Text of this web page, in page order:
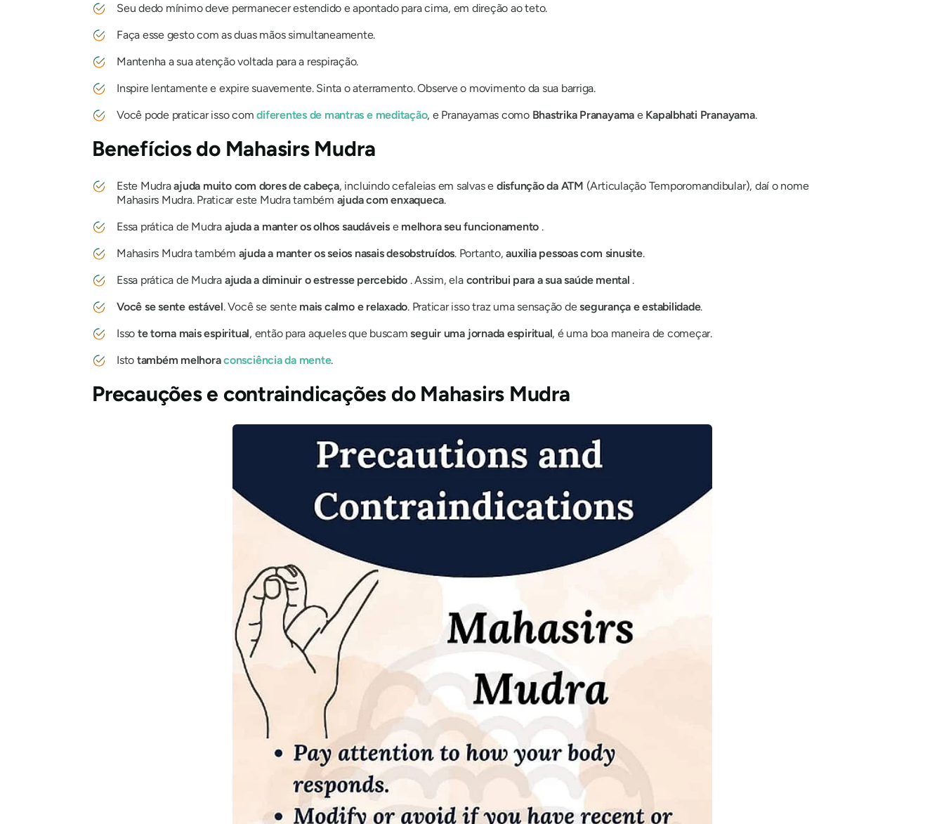
Seu dedo mínimo deve permanecer estendido e apontado para cima, em direção ao teto.
Faça esse gesto com as duas mãos simultaneamente.
Mantenha a sua atenção voltada para a respiração.
Inspire lentamente e expire suavemente. Sinta o aterramento. Observe o movimento da sua barriga.
Você pode praticar isso comdiferentes de mantras e meditação, e Pranayamas como Bhastrika Pranayama e Kapalbhati Pranayama.
Benefíciosdo Mahasirs Mudra
Este Mudraajuda muito com dores de cabeça, incluindo cefaleias em salvas e disfunção da ATM (Articulação Temporomandibular), daí o nome
Mahasirs Mudra. Praticar este Mudratambém ajuda com enxaqueca.
Essa prática de Mudra ajuda a manter os olhos saudáveis​​e melhora seu funcionamento .
Mahasirs Mudratambém ajuda a manter os seios nasais desobstruídos. Portanto,auxilia pessoas com sinusite.
Essa prática de Mudra ajuda a diminuir o estresse percebido. Assim, ela contribui para a sua saúde mental .
Você se sente estável. Você se sente mais calmo e relaxado. Praticar isso traz uma sensação desegurança e estabilidade.
Isso te torna mais espiritual, então para aqueles que buscamseguir uma jornada espiritual, é uma boa maneira de começar.
Isto também melhoraconsciênciada mente.
Precauções e contraindicações do Mahasirs Mudra